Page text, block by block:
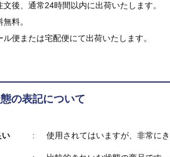
文後、通常24時間以内に出荷いたします。
料。
ル便または宅配便にて出荷いたします。
の表記について
い 使用されてはいますが、非常に